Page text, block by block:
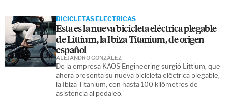
BICICLETAS ELÉCTRICAS
Esta es la nueva bicicleta eléctrica plegable
de Littium, la Ibiza Titanium, de origen
español
De la empresa KAOS Engineering surgió Littium, que
ahora presenta su nueva bicicleta eléctrica plegable,
la Ibiza Titanium, con hasta 100 kilómetros de
asistencia al pedaleo.
ALEJANDRO GONZÁLEZ